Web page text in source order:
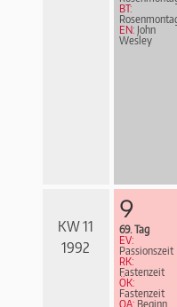
BT:
EN: John
Wesley
KW 11
1992
9
69. Tag
EV:
Passionszeit
RK:
Fastenzeit
ÖK:
Fastenzeit
OA: Beginn